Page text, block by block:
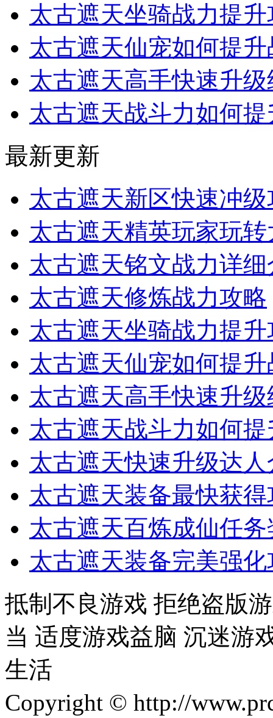
太古遮天坐骑战力提升
太古遮天仙宠如何提升
太古遮天高手快速升
太古遮天战斗力如何
最新更新
太古遮天新区快速冲
太古遮天精英玩家玩
太古遮天铭文战力详细
太古遮天修炼战力攻略
太古遮天坐骑战力提升
太古遮天仙宠如何提升
太古遮天高手快速升
太古遮天战斗力如何
太古遮天快速升级达人
太古遮天装备最快获得
太古遮天百炼成仙任务
太古遮天装备完美强化
抵制不良游戏 拒绝盗版
当 适度游戏益脑 沉迷游
生活
Copyright © http://